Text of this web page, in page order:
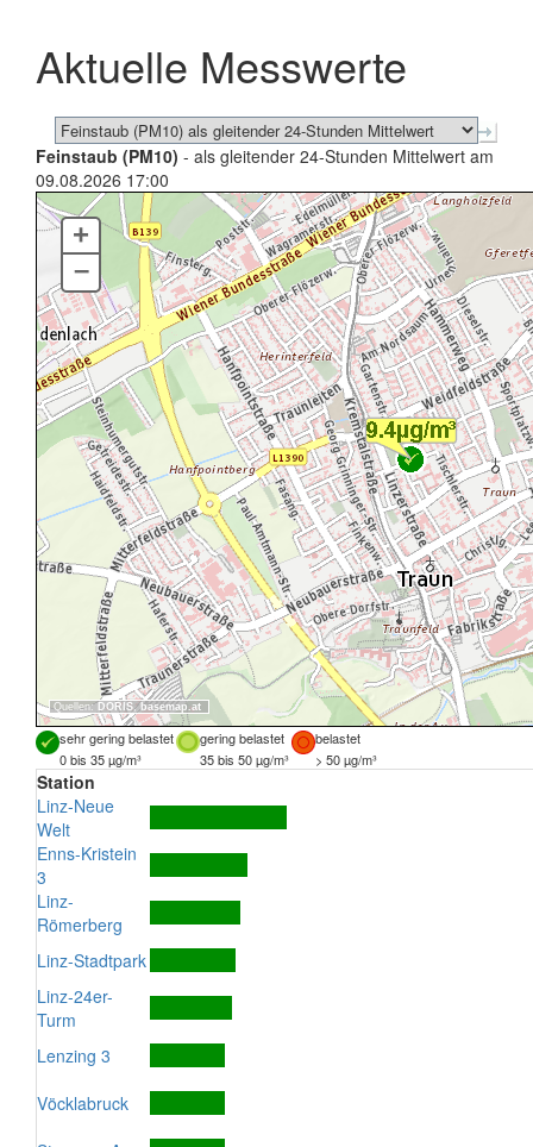
schließen
Aktuelle Messwerte
Feinstaub (PM10) - als gleitender 24-Stunden Mittelwert am
09.08.2026 17:00
Quellen: DORIS, basemap.at
+
–
sehr gering belastet gering belastet
belastet
0 bis 35 µg/m³
35 bis 50 µg/m³ > 50 µg/m³
Station
Linz-Neue
Welt
Enns-Kristein
3
Linz-
Römerberg
Linz-Stadtpark
Linz-24er-
Turm
Lenzing 3
Vöcklabruck